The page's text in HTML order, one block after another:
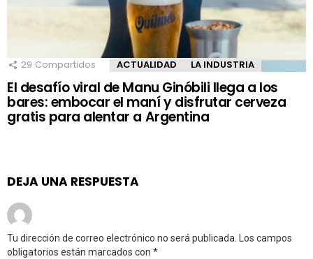
29 Compartidos ACTUALIDAD LA INDUSTRIA
El desafío viral de Manu Ginóbili llega a los
bares: embocar el maní y disfrutar cerveza
gratis para alentar a Argentina
DEJA UNA RESPUESTA
Tu dirección de correo electrónico no será publicada.
Los campos
obligatorios están marcados con *